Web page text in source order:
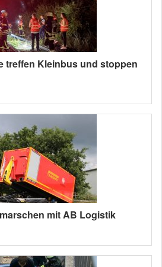
treffen Kleinbus und stoppen
mit AB Logistik